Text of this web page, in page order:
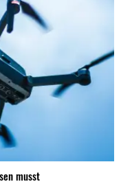
musst